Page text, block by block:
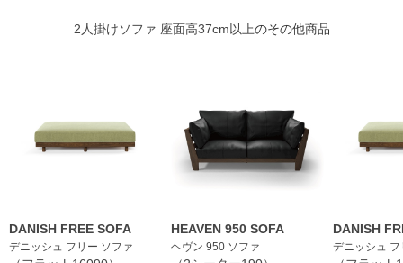
2人掛けソファ 座面高37cm以上のその他商品
DANISH FREE SOFA
デニッシュ フリー ソファ
HEAVEN 950 SOFA
ヘヴン 950 ソファ
DANISH
デニッシュ